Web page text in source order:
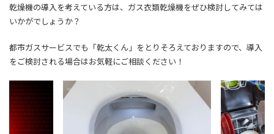
乾燥機の導入を考えている方は、ガス衣類乾燥機をぜひ検討してみては
いかがでしょうか？
都市ガスサービスでも「乾太くん」をとりそろえておりますので、導入
をご検討される場合はお気軽にご相談ください！